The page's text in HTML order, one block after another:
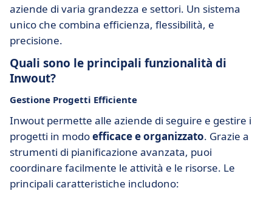
aziende di varia grandezza e settori. Un sistema
unico che combina efficienza, flessibilità, e
precisione.
Quali sono le principali funzionalità di
Inwout?
Gestione Progetti Efficiente
Inwout permette alle aziende di seguire e gestire i
progetti in modoefficace e organizzato. Grazie a
strumenti di pianificazione avanzata, puoi
coordinare facilmente le attività e le risorse. Le
principali caratteristiche includono: